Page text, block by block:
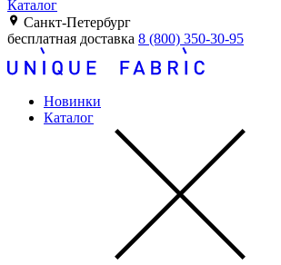
Каталог
Санкт-Петербург
бесплатная доставка 8 (800) 350-30-95
Новинки
Каталог